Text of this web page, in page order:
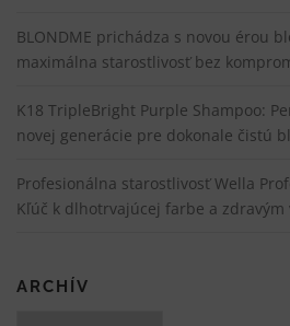
BLONDME prichádza s novou érou
maximálna starostlivosť bez
K18 TripleBright Purple Shampoo:
novej generácie pre dokonale čistú
Profesionálna starostlivosť Wella
Kľúč k dlhotrvajúcej farbe a zdravým
ARCHÍV